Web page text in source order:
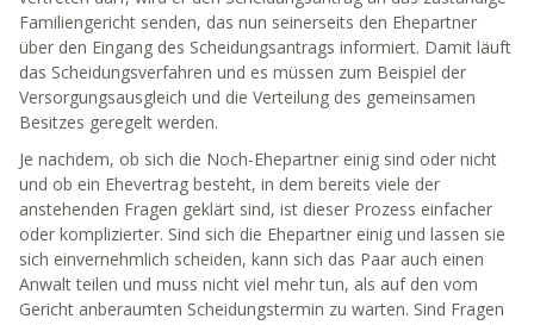
Familiengericht senden, das nun seinerseits den Ehepartner
über den Eingang des Scheidungsantrags informiert. Damit läuft
das Scheidungsverfahren und es müssen zum Beispiel der
Versorgungsausgleich und die Verteilung des gemeinsamen
Besitzes geregelt werden.
Je nachdem, ob sich die Noch-Ehepartner einig sind oder nicht
und ob ein Ehevertrag besteht, in dem bereits viele der
anstehenden Fragen geklärt sind, ist dieser Prozess einfacher
oder komplizierter. Sind sich die Ehepartner einig und lassen sie
sich einvernehmlich scheiden, kann sich das Paar auch einen
Anwalt teilen und muss nicht viel mehr tun, als auf den vom
Gericht anberaumten Scheidungstermin zu warten. Sind Fragen